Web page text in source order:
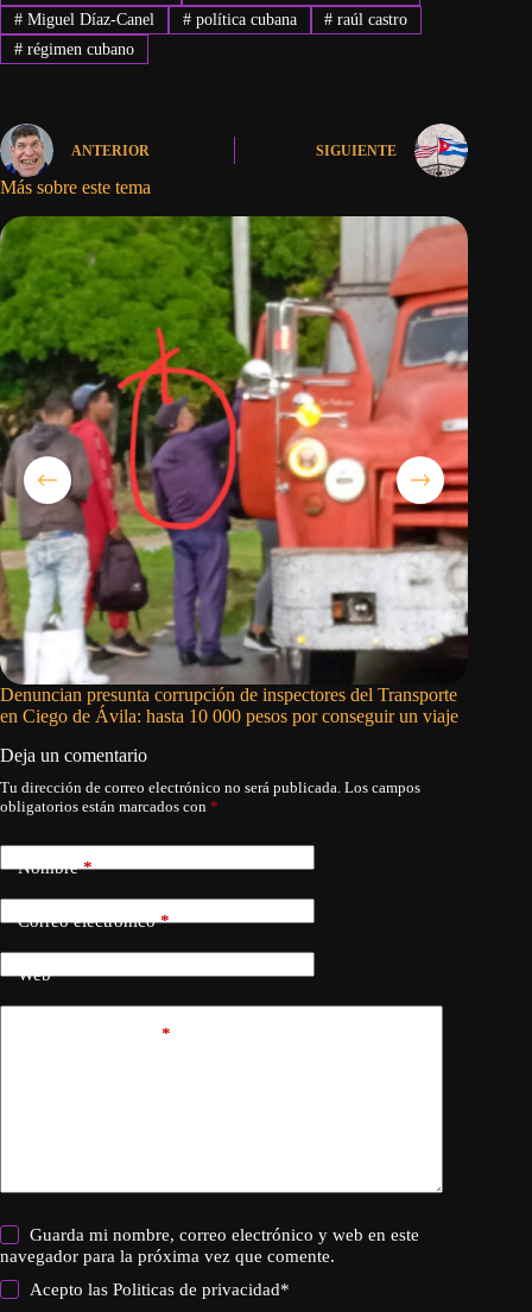
#Miguel Díaz-Canel #política cubana # raúl castro
#régimen cubano
ANTERIOR SIGUIENTE
Más sobre este tema
Denuncian presunta corrupción de inspectores del Transporte
en Ciego de Ávila: hasta 10 000 pesos por conseguir un viaje
Deja un comentario
Tu dirección de correo electrónico no será publicada. Los campos
obligatorios están marcados con *
Nombre*
Correo electrónico*
Web
*
Guarda mi nombre, correo electrónico y web en este
navegador para la próxima vez que comente.
Acepto lasPoliticas de privacidad*